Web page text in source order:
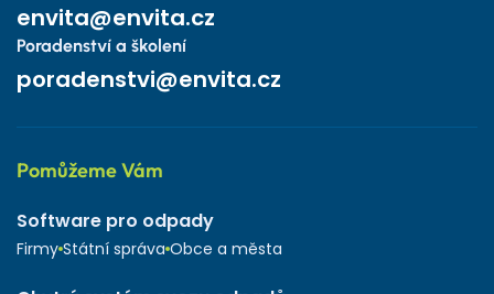
envita@envita.cz
Poradenství a školení
poradenstvi@envita.cz
Pomůžeme Vám
Software pro odpady
Firmy Státní správa Obce a města